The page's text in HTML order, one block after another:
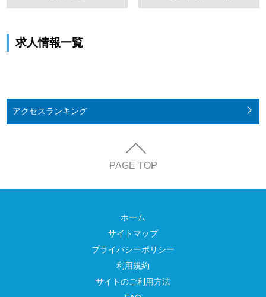
求人情報一覧
アクセスランキング
PAGE TOP
ホーム
サイトマップ
プライバシーポリシー
利用規約
サイトのご利用方法